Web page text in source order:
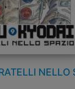
NELLO